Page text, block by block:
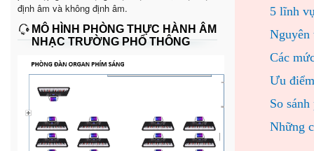
định âm và không định âm.
MÔ HÌNH PHÒNG THỰC HÀNH ÂM
NHẠC TRƯỜNG PHỔ THÔNG
5 lĩnh
Nguyên
Các
Ưu
So
Những